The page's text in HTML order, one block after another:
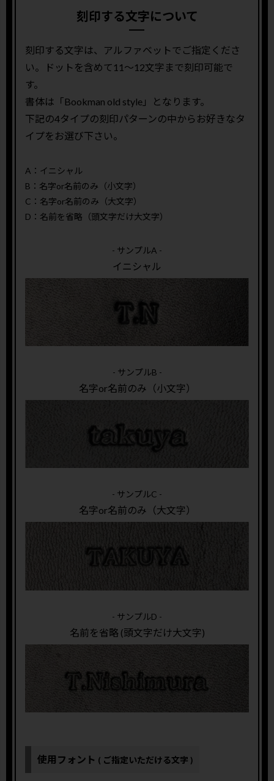
刻印する文字について
刻印する文字は、アルファベットでご指定くださ
い。ドットを含めて11〜12文字まで刻印可能で
す。
書体は「Bookman old style」となります。
下記の4タイプの刻印パターンの中からお好きなタ
イプをお選び下さい。
A：イニシャル
B：名字or名前のみ（小文字）
C：名字or名前のみ（大文字）
D：名前を省略（頭文字だけ大文字）
- サンプルA -
イニシャル
- サンプルB -
名字or名前のみ（小文字）
- サンプルC -
名字or名前のみ（大文字）
- サンプルD -
名前を省略 (頭文字だけ大文字)
使用フォント ( ご指定いただける文字 )